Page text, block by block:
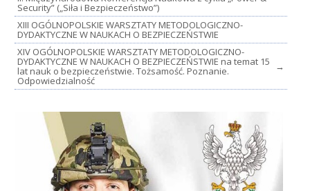
Security” („Siła i Bezpieczeństwo”)
XIII OGÓLNOPOLSKIE WARSZTATY METODOLOGICZNO-
DYDAKTYCZNE W NAUKACH O BEZPIECZEŃSTWIE
XIV OGÓLNOPOLSKIE WARSZTATY METODOLOGICZNO-
DYDAKTYCZNE W NAUKACH O BEZPIECZEŃSTWIE na temat 15
lat nauk o bezpieczeństwie. Tożsamość. Poznanie.
Odpowiedzialność
→